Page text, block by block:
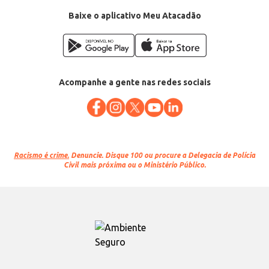
Baixe o aplicativo Meu Atacadão
Acompanhe a gente nas redes sociais
Racismo é crime. Denuncie. Disque 100 ou procure a Delegacia de Polícia
Civil mais próxima ou o Ministério Público.